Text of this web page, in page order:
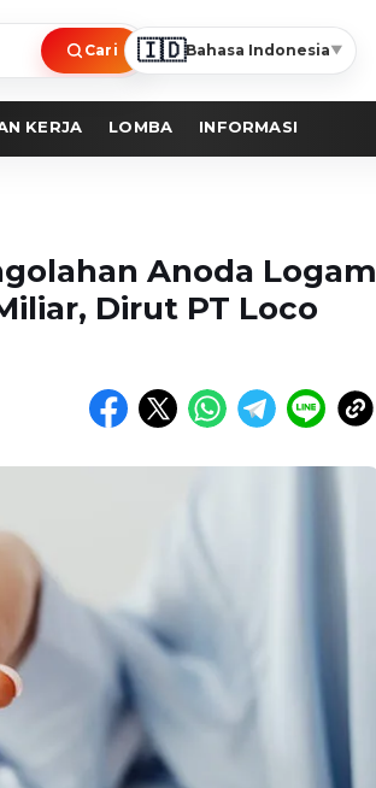
Cari 🇮🇩Bahasa Indonesia▼
KERJA LOMBA INFORMASI
Anoda Logam
Dirut PT Loco